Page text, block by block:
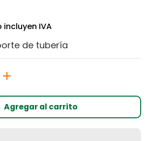
incluyen IVA
de tubería
Agregar al carrito